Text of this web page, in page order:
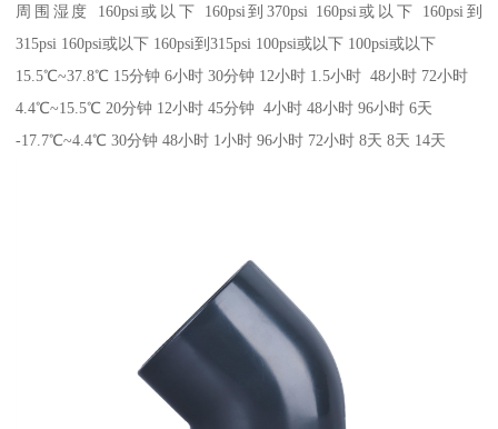
周围湿度 160psi或以下 160psi到370psi 160psi或以下 160psi到
315psi 160psi或以下 160psi到315psi 100psi或以下 100psi或以下
15.5℃~37.8℃ 15分钟 6小时 30分钟 12小时 1.5小时 48小时 72小时
4.4℃~15.5℃ 20分钟 12小时 45分钟 4小时 48小时 96小时 6天
-17.7℃~4.4℃ 30分钟 48小时 1小时 96小时 72小时 8天 8天 14天